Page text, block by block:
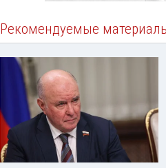
Рекомендуемые